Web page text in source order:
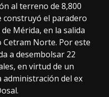
al terreno de 8,800
construyó el paradero
Mérida, en la salida
Cetram Norte. Por este
a desembolsar 22
en virtud de un
del ex